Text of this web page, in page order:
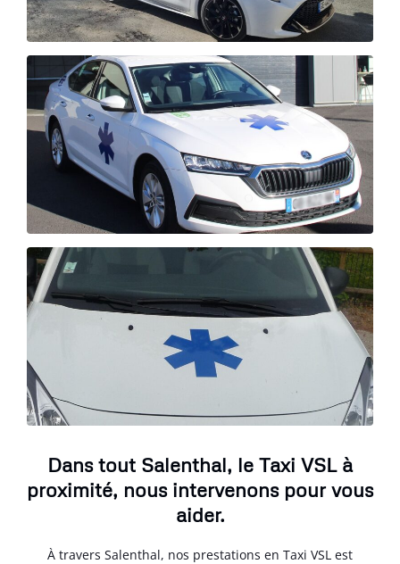
Dans tout Salenthal, le Taxi VSL à
proximité, nous intervenons pour vous
aider.
À travers Salenthal, nos prestations en Taxi VSL est